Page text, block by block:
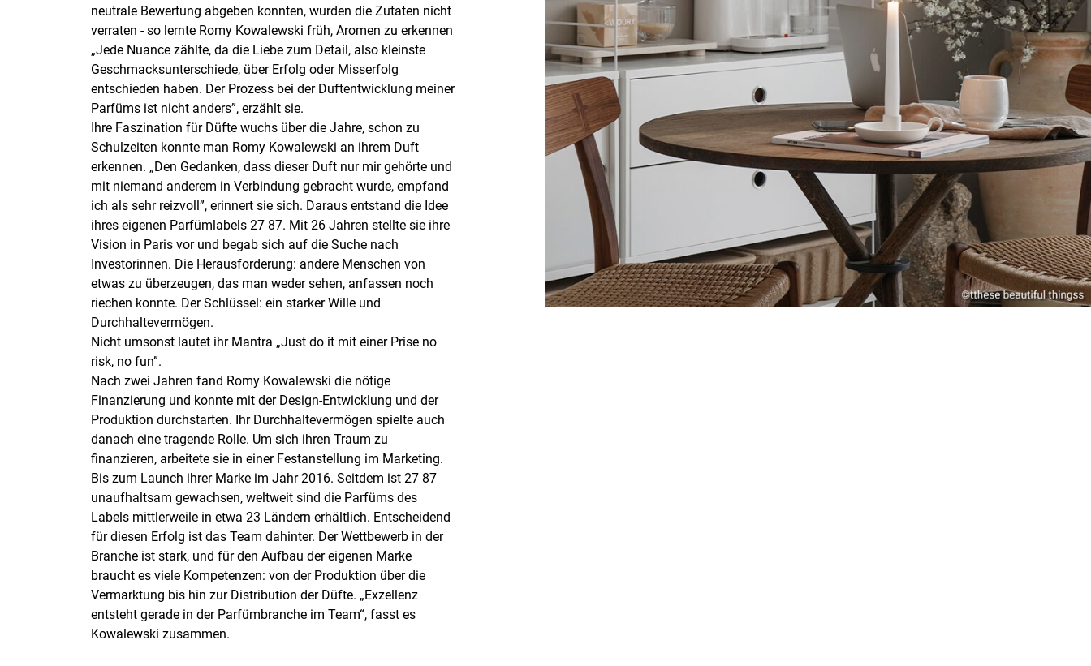
neutrale Bewertung abgeben konnten, wurden die Zutaten nicht
verraten - so lernte Romy Kowalewski früh, Aromen zu erkennen
„Jede Nuance zählte, da die Liebe zum Detail, also kleinste
Geschmacksunterschiede, über Erfolg oder Misserfolg
entschieden haben. Der Prozess bei der Duftentwicklung meiner
Parfüms ist nicht anders”, erzählt sie.
Ihre Faszination für Düfte wuchs über die Jahre, schon zu
Schulzeiten konnte man Romy Kowalewski an ihrem Duft
erkennen. „Den Gedanken, dass dieser Duft nur mir gehörte und
mit niemand anderem in Verbindung gebracht wurde, empfand
ich als sehr reizvoll”, erinnert sie sich. Daraus entstand die Idee
ihres eigenen Parfümlabels 27 87. Mit 26 Jahren stellte sie ihre
Vision in Paris vor und begab sich auf die Suche nach
Investorinnen. Die Herausforderung: andere Menschen von
etwas zu überzeugen, das man weder sehen, anfassen noch
riechen konnte. Der Schlüssel: ein starker Wille und
Durchhaltevermögen.
Nicht umsonst lautet ihr Mantra „Just do it mit einer Prise no
risk, no fun”.
Nach zwei Jahren fand Romy Kowalewski die nötige
Finanzierung und konnte mit der Design-Entwicklung und der
Produktion durchstarten. Ihr Durchhaltevermögen spielte auch
danach eine tragende Rolle. Um sich ihren Traum zu
finanzieren, arbeitete sie in einer Festanstellung im Marketing.
Bis zum Launch ihrer Marke im Jahr 2016. Seitdem ist 27 87
unaufhaltsam gewachsen, weltweit sind die Parfüms des
Labels mittlerweile in etwa 23 Ländern erhältlich. Entscheidend
für diesen Erfolg ist das Team dahinter. Der Wettbewerb in der
Branche ist stark, und für den Aufbau der eigenen Marke
braucht es viele Kompetenzen: von der Produktion über die
Vermarktung bis hin zur Distribution der Düfte. „Exzellenz
entsteht gerade in der Parfümbranche im Team“, fasst es
Kowalewski zusammen.